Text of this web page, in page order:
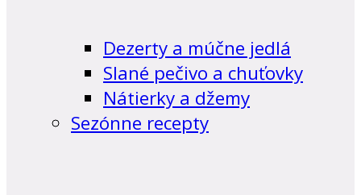
Dezerty a múčne jedlá
Slané pečivo a chuťovky
Nátierky a džemy
Sezónne recepty